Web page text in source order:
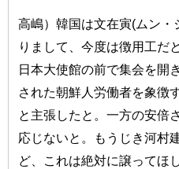
高嶋）韓国は文在寅(ムン
りまして、今度は徴用工だ
日本大使館の前で集会を開
された朝鮮人労働者を象徴
と主張したと。一方の安倍
応じないと。もうじき河村
ど、これは絶対に譲ってほ